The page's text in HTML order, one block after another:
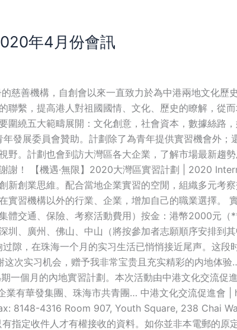
年4月份會訊
慈善機構，自創會以來一直致力於為中港兩地文化歷
聯繫，提高港人對祖國國情、文化、歷史的瞭解，從
圍繞五大範疇展開：文化創意，社會資本，數據絲路
發展委員會贊助。計劃除了為青年提供實習機會外；
。計劃也會到訪大灣區各大企業，了解市場最新趨
謝！ 【機遇·無限】2020大灣區實習計劃 | 2020
創業思維。配合當地企業實習的空閒，組織多元考
實習機構以外的行業、企業，增加自己的職業選擇。
體交通、保險、考察活動費用）按金：港幣2000元
圳、廣州、佛山、中山（將按參加者志願順序安排到
隙，在珠海一个月的实习生活已悄悄接近尾声。这
次实习机会，赠予我非常宝贵且充实精彩的内地体验
一個月的內地實習計劃。本次活動由中港文化交流促
業有華發集團、珠海市共青團… 中港文化交流促進
8148-4316 Room 907, Youth Square, 238 Chai
指定收件人才有權接收的資料。如你並非本電郵的原